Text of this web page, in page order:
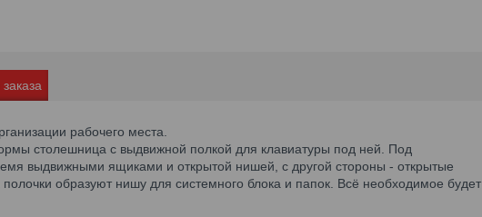
рабочего места.
столешница с выдвижной полкой для клавиатуры под ней. Под
выдвижными ящиками и открытой нишей, с другой стороны - открытые
образуют нишу для системного блока и папок. Всё необходимое будет